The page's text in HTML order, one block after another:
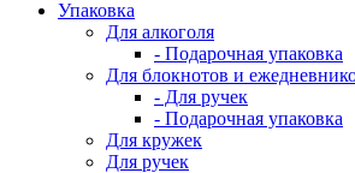
Упаковка
Для алкоголя
- Подарочная упаковка
Для блокнотов и
- Для ручек
- Подарочная упаковка
Для кружек
Для ручек